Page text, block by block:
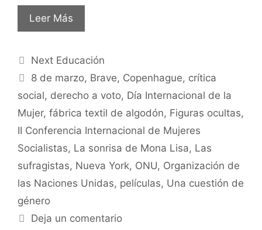
Leer Más
Next Educación
8 de marzo, Brave, Copenhague, crítica
social, derecho a voto, Día Internacional de la
Mujer, fábrica textil de algodón, Figuras ocultas,
II Conferencia Internacional de Mujeres
Socialistas, La sonrisa de Mona Lisa, Las
sufragistas, Nueva York, ONU, Organización de
las Naciones Unidas, películas, Una cuestión de
género
Deja un comentario